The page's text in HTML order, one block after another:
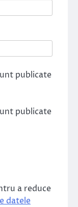
publicate
publicate
a reduce
datele